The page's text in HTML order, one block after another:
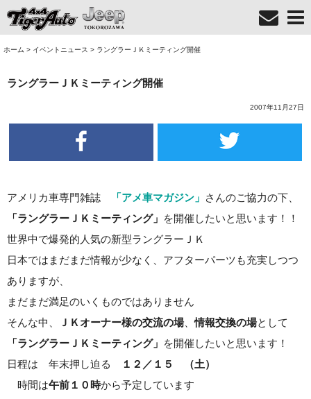
ホーム > イベントニュース > ラングラーＪＫミーティング開催
ラングラーＪＫミーティング開催
2007年11月27日
アメリカ車専門雑誌 「アメ車マガジン」 さんのご協力の下、
「ラングラーＪＫミーティング」 を開催したいと思います！！
世界中で爆発的人気の新型ラングラーＪＫ
日本ではまだまだ情報が少なく、アフターパーツも充実しつつ
ありますが、
まだまだ満足のいくものではありません
そんな中、
ＪＫオーナー様の交流の場、情報交換の場として
「ラングラーＪＫミーティング」 を開催したいと思います！
日程は 年末押し迫る
１２／１５ （土）
時間は午前１０時から予定しています